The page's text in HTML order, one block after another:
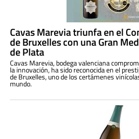
Cavas Marevia triunfa en el
de Bruxelles con una Gran
de Plata
Cavas Marevia, bodega valenciana
la innovación, ha sido reconocida en el
de Bruxelles, uno de los certámenes
mundo.